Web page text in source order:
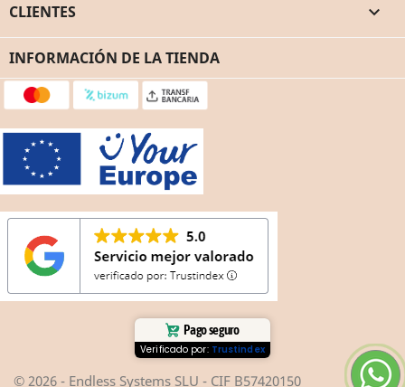
CLIENTES 
INFORMACIÓN DE LA TIENDA
Pago seguro
Verificado por: Trustindex
© 2026 - Endless Systems SLU - CIF B57420150